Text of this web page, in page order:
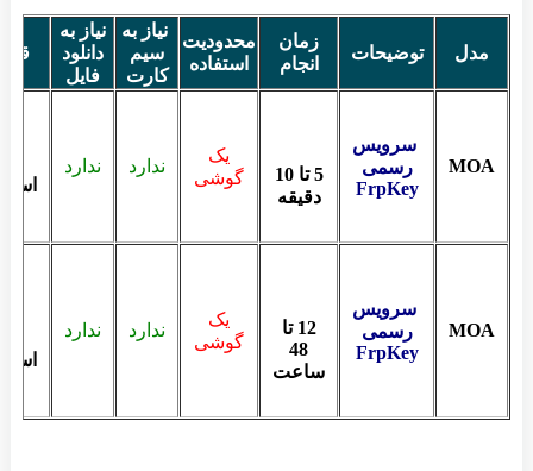
مدل توضیحات
زمان
انجام
محدودیت
استفاده
نیاز به
سیم
کارت
نیاز به
دانلود
فایل
MOA
سرویس
رسمی
FrpKey
5 تا 10
دقیقه
یک
گوشی
ندارد
ندارد
MOA
سرویس
رسمی
FrpKey
12 تا
48
ساعت
یک
گوشی
ندارد
ندارد